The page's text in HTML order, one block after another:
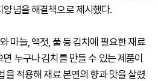
념을 해결책으로 제시했다.
마늘, 액젓, 풀 등 김치에 필요한 재료
누구나 김치를 만들 수 있는 제품이
을 적용해 재료 본연의 향과 맛을 살렸